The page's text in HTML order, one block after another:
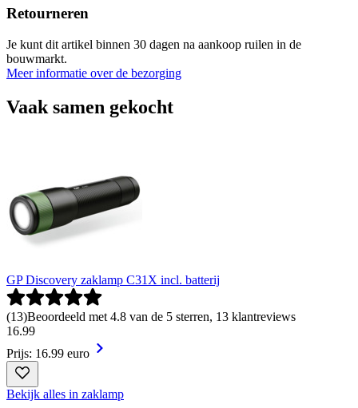
Retourneren
Je kunt dit artikel binnen 30 dagen na aankoop ruilen in de
bouwmarkt.
Meer informatie over de bezorging
Vaak samen gekocht
GP Discovery zaklamp C31X incl. batterij
(13)Beoordeeld met 4.8 van de 5 sterren, 13 klantreviews
16.99
Prijs: 16.99 euro
Bekijk alles in zaklamp